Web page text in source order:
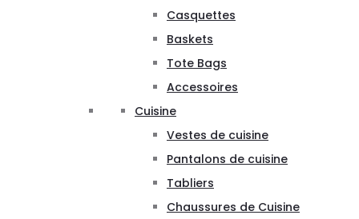
Casquettes
Baskets
Tote Bags
Accessoires
Cuisine
Vestes de cuisine
Pantalons de cuisine
Tabliers
Chaussures de Cuisine